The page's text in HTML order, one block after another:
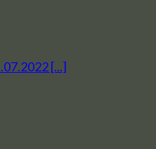
[...]